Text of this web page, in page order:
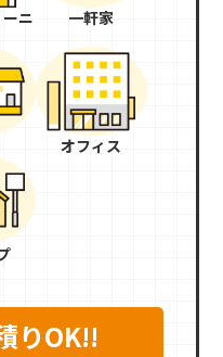
ニ
一軒家
オフィス
りOK!!